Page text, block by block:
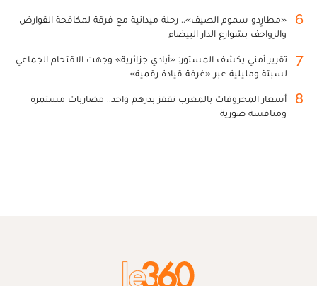
6
«مطارِدو سموم الصيف».. رحلة ميدانية مع فرقة لمكافحة القوارض
والزواحف بشوارع الدار البيضاء
7
تقرير أمني يكشف المستور: «أيادي جزائرية» وجهت الاقتحام الجماعي
لسبتة ومليلية عبر «غرفة قيادة رقمية»
8
أسعار المحروقات بالمغرب تقفز بدرهم واحد.. مضاربات مستمرة
ومنافسة صورية